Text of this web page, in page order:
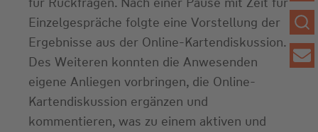
Einzelgespräche folgte eine Vorstellung der
Ergebnisse aus der Online-Kartendiskussion.
Des Weiteren konnten die Anwesenden
eigene Anliegen vorbringen, die Online-
Kartendiskussion ergänzen und
kommentieren, was zu einem aktiven und